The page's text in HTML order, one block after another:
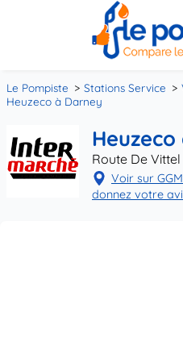
Le Pompiste Stations Service
Heuzeco à Darney
Route De
Voir sur
donnez votre